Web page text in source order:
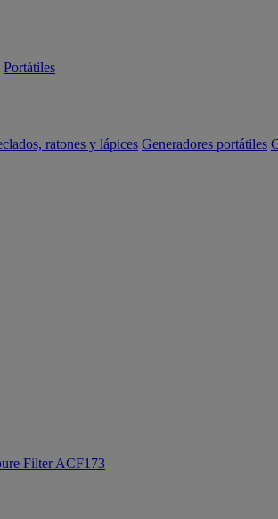
Portátiles
ratones y lápices Generadores portátiles
Filter ACF173